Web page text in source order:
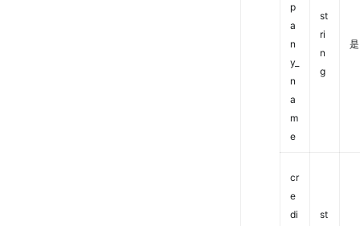
p
a
n
y_
n
a
m
e
st
ri
n
g
是
cr
e
di
st